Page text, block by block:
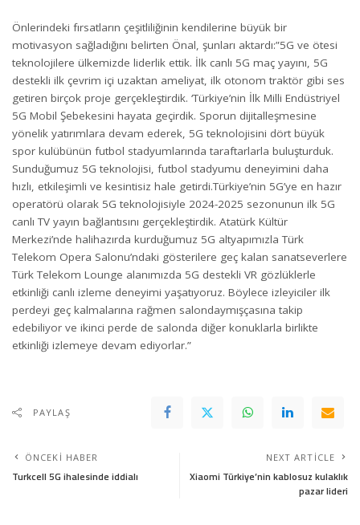
Önlerindeki fırsatların çeşitliliğinin kendilerine büyük bir
motivasyon sağladığını belirten Önal, şunları aktardı:”5G ve ötesi
teknolojilere ülkemizde liderlik ettik. İlk canlı 5G maç yayını, 5G
destekli ilk çevrim içi uzaktan ameliyat, ilk otonom traktör gibi ses
getiren birçok proje gerçekleştirdik. ‘Türkiye’nin İlk Milli Endüstriyel
5G Mobil Şebekesini hayata geçirdik. Sporun dijitalleşmesine
yönelik yatırımlara devam ederek, 5G teknolojisini dört büyük
spor kulübünün futbol stadyumlarında taraftarlarla buluşturduk.
Sunduğumuz 5G teknolojisi, futbol stadyumu deneyimini daha
hızlı, etkileşimli ve kesintisiz hale getirdi.Türkiye’nin 5G’ye en hazır
operatörü olarak 5G teknolojisiyle 2024-2025 sezonunun ilk 5G
canlı TV yayın bağlantısını gerçekleştirdik. Atatürk Kültür
Merkezi’nde halihazırda kurduğumuz 5G altyapımızla Türk
Telekom Opera Salonu’ndaki gösterilere geç kalan sanatseverlere
Türk Telekom Lounge alanımızda 5G destekli VR gözlüklerle
etkinliği canlı izleme deneyimi yaşatıyoruz. Böylece izleyiciler ilk
perdeyi geç kalmalarına rağmen salondaymışçasına takip
edebiliyor ve ikinci perde de salonda diğer konuklarla birlikte
etkinliği izlemeye devam ediyorlar.”
PAYLAŞ
ÖNCEKI HABER
Turkcell 5G ihalesinde iddialı
NEXT ARTICLE
Xiaomi Türkiye’nin kablosuz kulaklık
pazar lideri